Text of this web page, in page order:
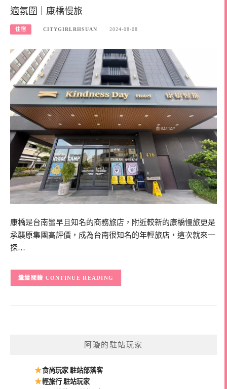
適氛圍｜康橋慢旅
住宿 CITYGIRLRHSUAN 2024-08-08
康橋是台南蠻早且知名的商務旅店，附近較新的康橋慢旅更是
承襲原集團高評價，成為台南很知名的年輕旅店，這次就來一
探…
CONTINUE READING
阿璇的駐站玩家
食尚玩家 駐站部落客
輕旅行 駐站玩家